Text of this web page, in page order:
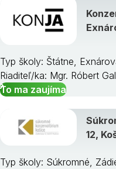
Typ školy: Štátne,
Riaditeľ/ka: Mgr. Róbert
To ma zaujíma
12,
Typ školy: Súkromné,